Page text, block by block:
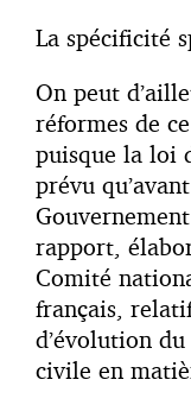
La spécificité
On peut
réformes de
puisque la loi
prévu
rapport,
Comité
français,
d’évolution
civile en